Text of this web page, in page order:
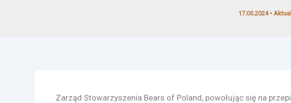
17.05.2024 •
Zarząd Stowarzyszenia Bears of Poland, powołując się na